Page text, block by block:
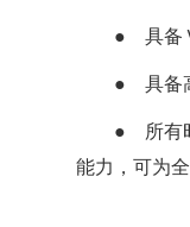
● 具备
● 具备
● 所有
能力，可为